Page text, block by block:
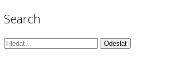
Search
Vyhledávání: